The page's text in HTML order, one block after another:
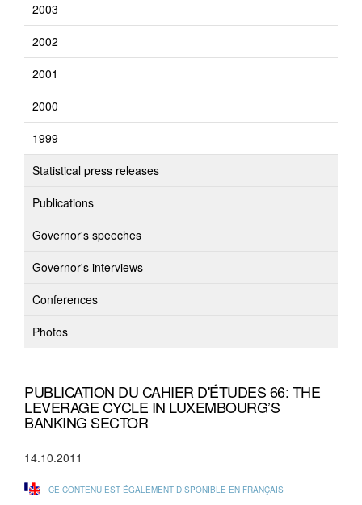
2003
2002
2001
2000
1999
Statistical press releases
Publications
Governor's speeches
Governor's interviews
Conferences
Photos
PUBLICATION DU CAHIER D'ÉTUDES 66: THE
LEVERAGE CYCLE IN LUXEMBOURG’S
BANKING SECTOR
14.10.2011
CE CONTENU EST ÉGALEMENT DISPONIBLE EN FRANÇAIS